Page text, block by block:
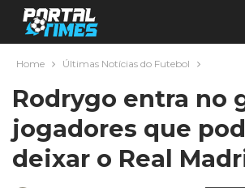
Home Últimas Notícias do Futebol
Rodrygo entra no
jogadores que
deixar o Real